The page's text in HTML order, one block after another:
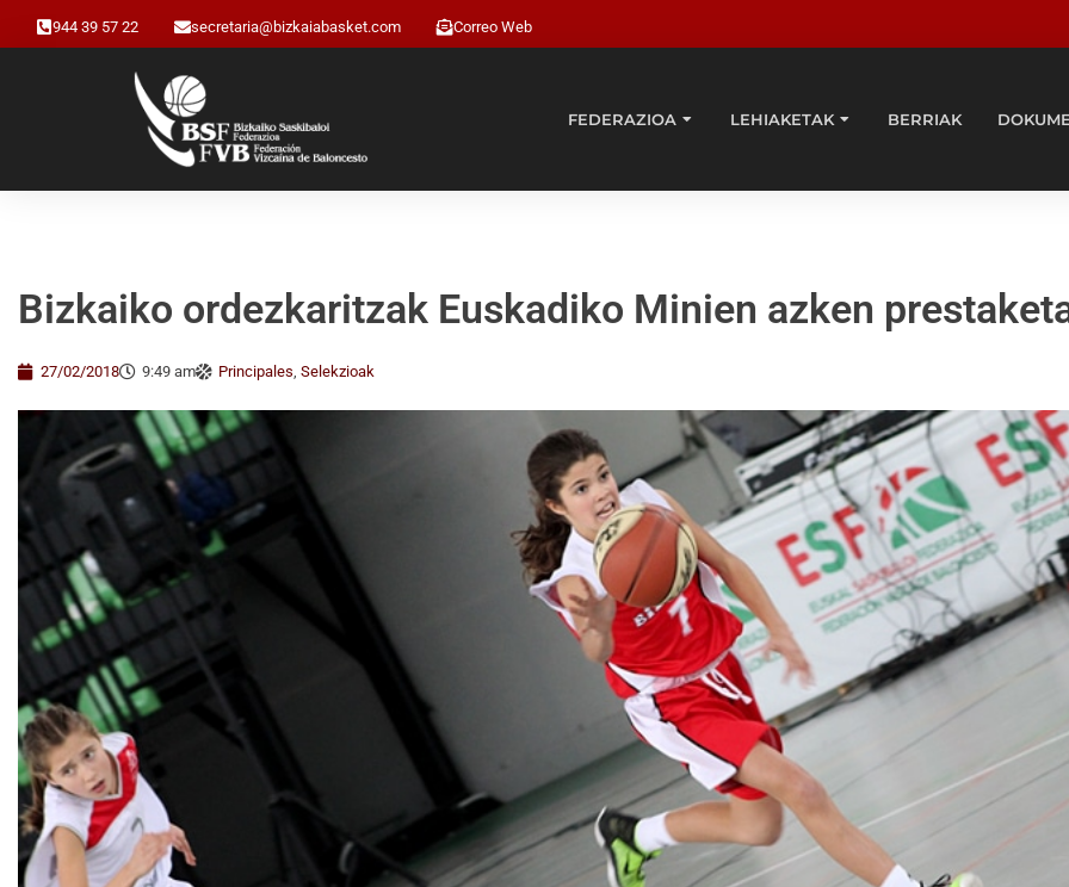
944 39 57 22 secretaria@bizkaiabasket.com Correo Web
FEDERAZIOA LEHIAKETAK BERRIAK
Bizkaiko ordezkaritzak Euskadiko Minien azken
27/02/2018 9:49 am Principales, Selekzioak